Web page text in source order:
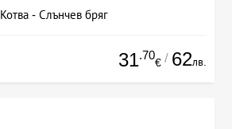
Котва - Слънчев бряг
31.70
€ / 62лв.